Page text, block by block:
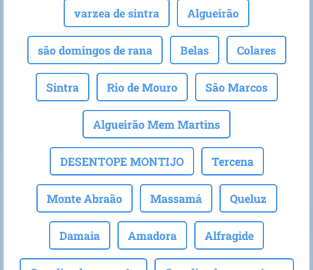
varzea de sintra Algueirão
são domingos de rana Belas Colares
Sintra Rio de Mouro São Marcos
Algueirão Mem Martins
DESENTOPE MONTIJO Tercena
Monte Abraão Massamá Queluz
Damaia Amadora Alfragide